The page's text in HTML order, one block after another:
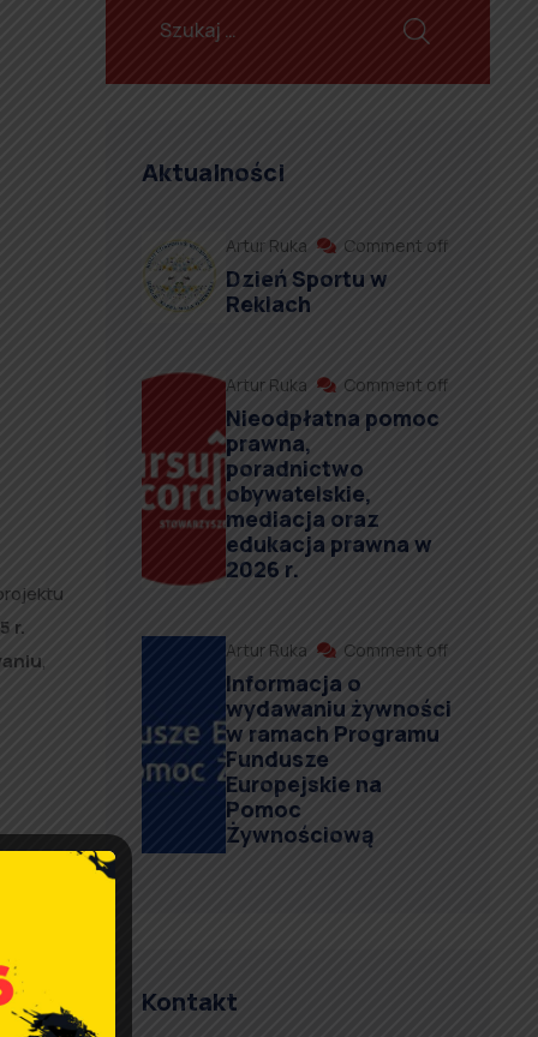
r.
,
Aktualności
Artur Ruka Comment off
Dzień Sportu w
Reklach
Artur Ruka Comment off
Nieodpłatna pomoc
prawna,
poradnictwo
obywatelskie,
mediacja oraz
edukacja prawna w
2026 r.
Artur Ruka Comment off
Informacja o
wydawaniu żywności
w ramach Programu
Fundusze
Europejskie na
Pomoc
Żywnościową
Kontakt